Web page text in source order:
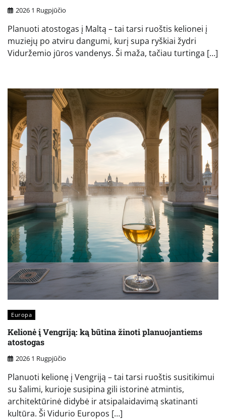
2026 1 Rugpjūčio
Planuoti atostogas į Maltą – tai tarsi ruoštis kelionei į
muziejų po atviru dangumi, kurį supa ryškiai žydri
Viduržemio jūros vandenys. Ši maža, tačiau turtinga […]
Europa
Kelionė į Vengriją: ką būtina žinoti planuojantiems
atostogas
2026 1 Rugpjūčio
Planuoti kelionę į Vengriją – tai tarsi ruoštis susitikimui
su šalimi, kurioje susipina gili istorinė atmintis,
architektūrinė didybė ir atsipalaidavimą skatinanti
kultūra. Ši Vidurio Europos […]